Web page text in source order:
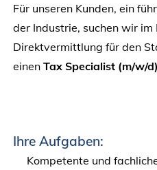
Für unseren Kunden, ein
der Industrie, suchen wir im
Direktvermittlung für den
einen Tax Specialist (m/w/d)
Ihre Aufgaben:
Kompetente und